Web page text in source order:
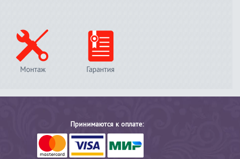
Монтаж Гарантия
Принимаются к оплате: